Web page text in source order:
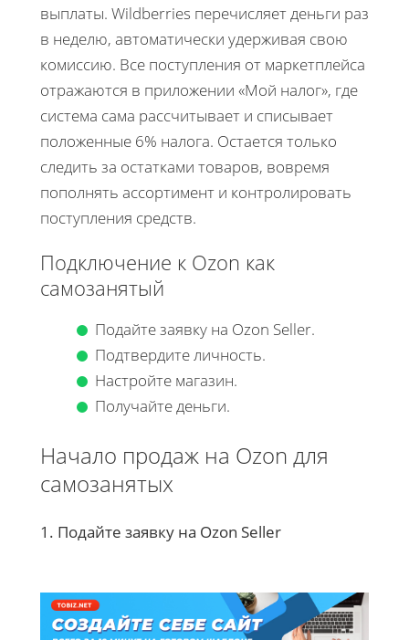
выплаты. Wildberries перечисляет деньги раз
в неделю, автоматически удерживая свою
комиссию. Все поступления от маркетплейса
отражаются в приложении «Мой налог», где
система сама рассчитывает и списывает
положенные 6% налога. Остается только
следить за остатками товаров, вовремя
пополнять ассортимент и контролировать
поступления средств.
Подключение к Ozon как
самозанятый
Подайте заявку на Ozon Seller.
Подтвердите личность.
Настройте магазин.
Получайте деньги.
Начало продаж на Ozon для
самозанятых
1. Подайте заявку на Ozon Seller